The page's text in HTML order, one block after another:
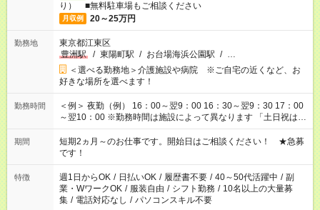
り） ■無料駐車場もご相談ください
月収例 20～25万円
勤務地
東京都江東区
豊洲駅
/ 東陽町駅 / お台場海浜公園駅 / …
＜選べる勤務地＞介護施設や病院 ※ご自宅の近くなど、お
好きな場所を選べます！
勤務時間
＜例＞ 夜勤（例） 16：00～翌9：00 16：30～翌9：30 17：00
～翌10：00 ※勤務時間は施設によって異なります 「土日祝は休
みたい」 「しっかり稼ぎたい」 「もう少し遅い時間から始めた
い」など ご希望にあったお仕事をご案内いたします。 ※未経験
の方の場合は1～2ヶ月間は日中での仕事を経験いただき、 お
仕事に慣れてからの夜勤になります。 ★家庭の都合でお休みが
必要な場合も遠慮なくご相談ください。
期間
短期2ヵ月～のお仕事です。開始日はご相談ください！ ★急募
です！
特徴 週1日からOK / 日払いOK / 履歴書不要 / 40～50代活躍中 / 副
業・WワークOK / 服装自由 / シフト勤務 / 10名以上の大量募
集 / 電話対応なし / パソコンスキル不要